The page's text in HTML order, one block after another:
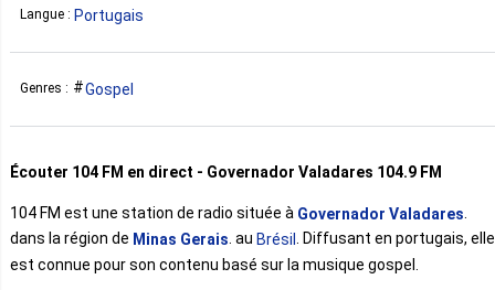
Langue : Portugais
Genres : Gospel
Écouter 104 FM en direct - Governador Valadares 104.9 FM
104 FM est une station de radio située à Governador Valadares
dans la région de Minas Gerais. au Brésil . Diffusant en portugais, elle
est connue pour son contenu basé sur la musique gospel.